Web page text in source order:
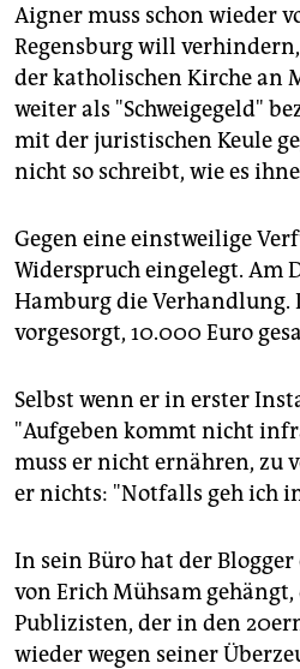
Aigner muss schon wieder
Regensburg will
der katholischen Kirche an
weiter als "Schweigegeld"
mit der juristischen Keule
nicht so schreibt, wie es
Gegen eine einstweilige
Widerspruch eingelegt. Am
Hamburg die Verhandlung.
vorgesorgt, 10.000 Euro
Selbst wenn er in erster
"Aufgeben kommt nicht
muss er nicht ernähren, zu
er nichts: "Notfalls geh ich
In sein Büro hat der
von Erich Mühsam gehängt,
Publizisten, der in den
wieder wegen seiner